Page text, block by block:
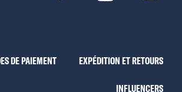
DE PAIEMENT EXPÉDITION ET RETOURS
INFLUENCERS